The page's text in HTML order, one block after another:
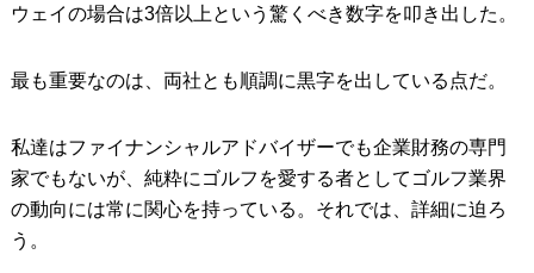
ウェイの場合は3倍以上という驚くべき数字を叩き出した。
最も重要なのは、両社とも順調に黒字を出している点だ。
私達はファイナンシャルアドバイザーでも企業財務の専門
家でもないが、純粋にゴルフを愛する者としてゴルフ業界
の動向には常に関心を持っている。それでは、詳細に迫ろ
う。